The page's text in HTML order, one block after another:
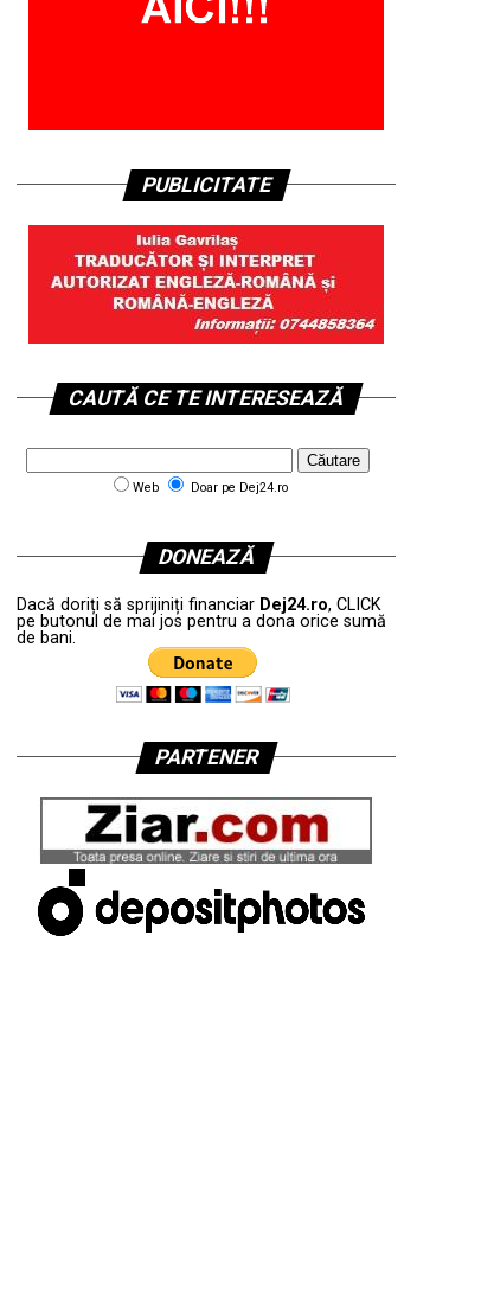
PUBLICITATE
CAUTĂ CE TE INTERESEAZĂ
Web Doar pe Dej24.ro
DONEAZĂ
Dacă doriți să sprijiniți financiar Dej24.ro, CLICK
pe butonul de mai jos pentru a dona orice sumă
de bani.
PARTENER